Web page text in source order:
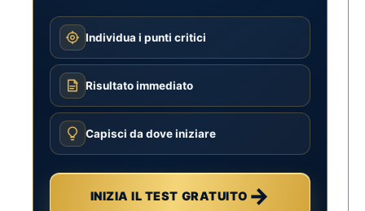
Individua i punti critici
Risultato immediato
Capisci da dove iniziare
INIZIA IL TEST GRATUITO →